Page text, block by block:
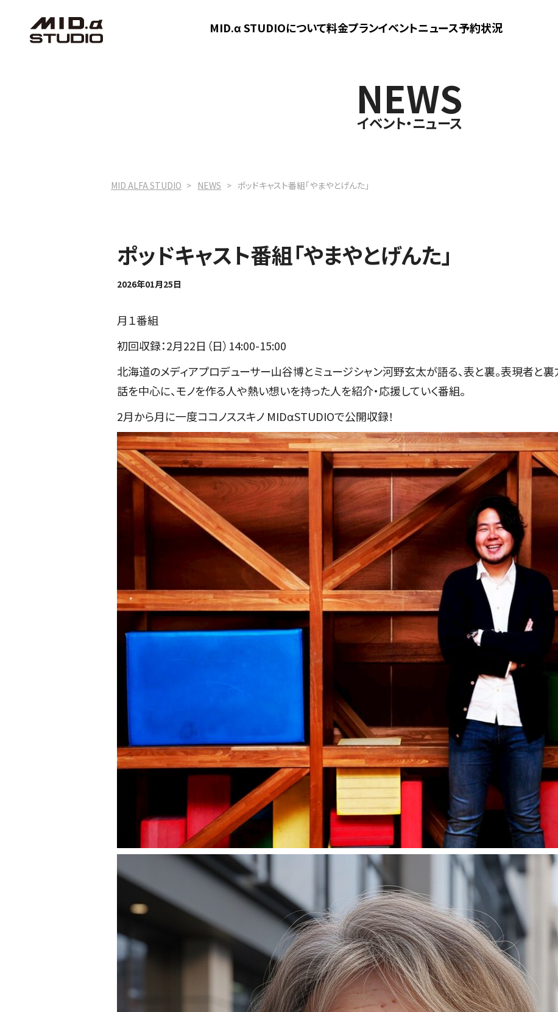
MID.α STUDIOについて料金プランイベントニュース予約状況
NEWS
イベント・ニュース
MID ALFA STUDIO NEWS ポッドキャスト番組「やまやとげんた」
ポッドキャスト番組「やまやとげんた」
2026年01月25日
月１番組
初回収録：2月22日（日）14:00-15:00
北海道のメディアプロデューサー山谷博とミュージシャン河野玄太が語る、表と裏。表現者と
話を中心に、モノを作る人や熱い想いを持った人を紹介・応援していく番組。
2月から月に一度ココノススキノ MIDαSTUDIOで公開収録！